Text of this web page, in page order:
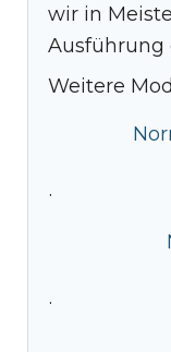
wir in
Ausführung
Weitere
·
·